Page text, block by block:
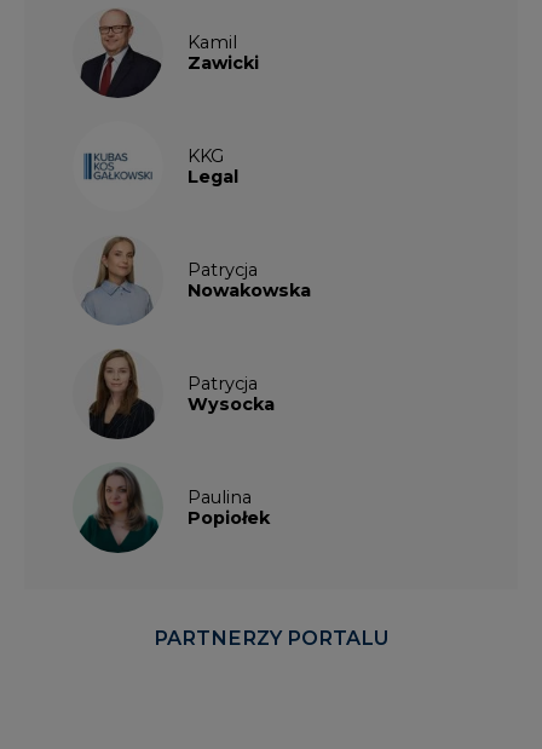
Kamil
Zawicki
KKG
Legal
Patrycja
Nowakowska
Patrycja
Wysocka
Paulina
Popiołek
PARTNERZY PORTALU